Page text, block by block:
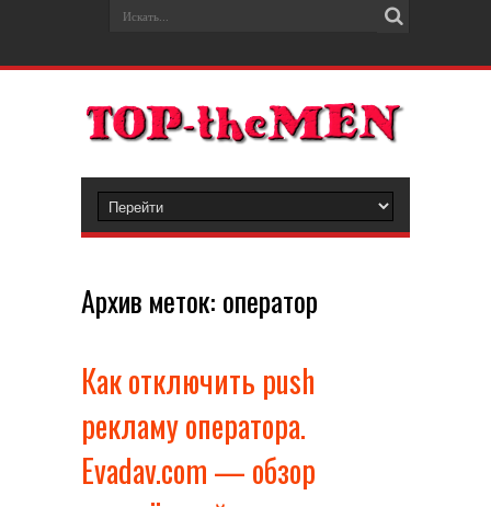
Архив меток: оператор
Как отключить push
рекламу оператора.
Evadav.com — обзор